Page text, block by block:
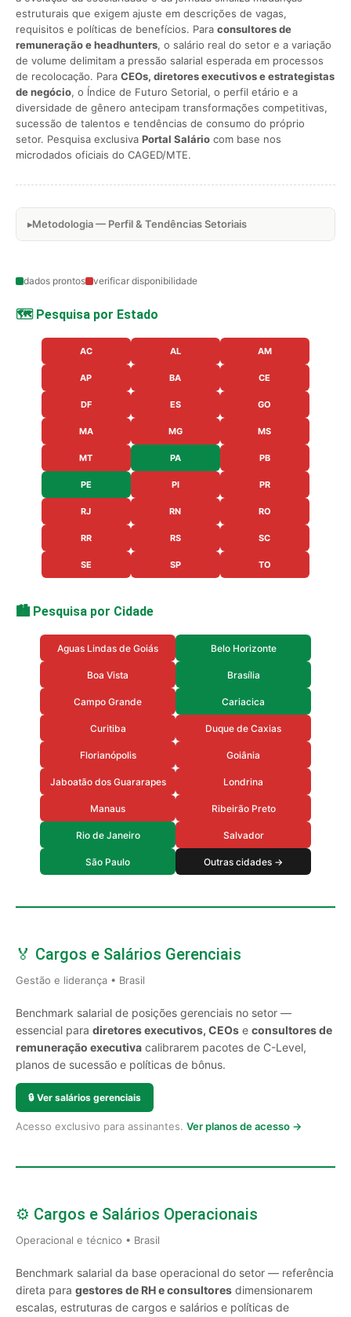
estruturais que exigem ajuste em descrições de vagas,
requisitos e políticas de benefícios. Para consultores de
remuneração e headhunters, o salário real do setor e a variação
de volume delimitam a pressão salarial esperada em processos
de recolocação. Para CEOs, diretores executivos e estrategistas
de negócio, o Índice de Futuro Setorial, o perfil etário e a
diversidade de gênero antecipam transformações competitivas,
sucessão de talentos e tendências de consumo do próprio
setor. Pesquisa exclusiva Portal Salário com base nos
microdados oficiais do CAGED/MTE.
Metodologia — Perfil & Tendências Setoriais
dados prontos verificar disponibilidade
🗺️ Pesquisa por Estado
AC AL AM
AP BA CE
DF ES GO
MA MG MS
MT PA PB
PE PI PR
RJ RN RO
RR RS SC
SE SP TO
🏙️ Pesquisa por Cidade
Aguas Lindas de Goiás Belo Horizonte
Boa Vista Brasília
Campo Grande Cariacica
Curitiba Duque de Caxias
Florianópolis Goiânia
Jaboatão dos Guararapes Londrina
Manaus Ribeirão Preto
Rio de Janeiro Salvador
São Paulo Outras cidades →
🏅 Cargos e Salários Gerenciais
Gestão e liderança • Brasil
Benchmark salarial de posições gerenciais no setor —
essencial para diretores executivos, CEOs e consultores de
remuneração executiva calibrarem pacotes de C-Level,
planos de sucessão e políticas de bônus.
🔒 Ver salários gerenciais
Acesso exclusivo para assinantes. Ver planos de acesso →
⚙️ Cargos e Salários Operacionais
Operacional e técnico • Brasil
Benchmark salarial da base operacional do setor — referência
direta para gestores de RH e consultores dimensionarem
escalas, estruturas de cargos e salários e políticas de